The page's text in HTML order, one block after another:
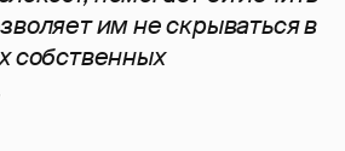
им не скрываться в
собственных